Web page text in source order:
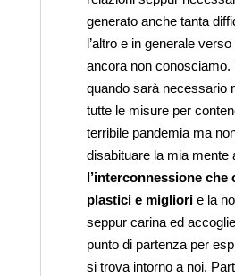
generato anche tanta
l’altro e in generale
ancora non conosciamo.
quando sarà necessario
tutte le misure per
terribile pandemia ma
disabituare la mia mente
l’interconnessione che
plastici e migliorie la
seppur carina ed
punto di partenza per
si trova intorno a noi.